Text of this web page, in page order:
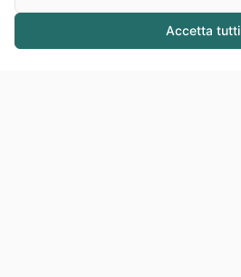
Accetta tutti
idromassaggio e relax